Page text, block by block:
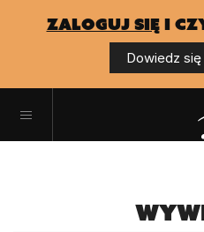
zaloguj sięi
Dowiedz